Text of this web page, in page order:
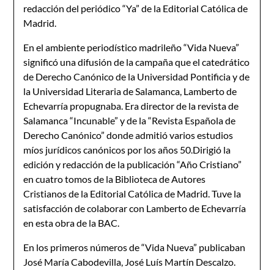
redacción del periódico “Ya” de la Editorial Católica de
Madrid.
En el ambiente periodístico madrileño “Vida Nueva”
significó una difusión de la campaña que el catedrático
de Derecho Canónico de la Universidad Pontificia y de
la Universidad Literaria de Salamanca, Lamberto de
Echevarría propugnaba. Era director de la revista de
Salamanca “Incunable” y de la “Revista Española de
Derecho Canónico” donde admitió varios estudios
míos jurídicos canónicos por los años 50.Dirigió la
edición y redacción de la publicación “Año Cristiano”
en cuatro tomos de la Biblioteca de Autores
Cristianos de la Editorial Católica de Madrid. Tuve la
satisfacción de colaborar con Lamberto de Echevarría
en esta obra de la BAC.
En los primeros números de “Vida Nueva” publicaban
José María Cabodevilla, José Luís Martín Descalzo.